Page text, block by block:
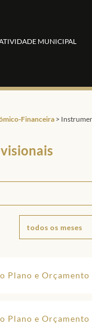
MUNICIPAL
Financeira>
Plano e Orçamento
Plano e Orçamento